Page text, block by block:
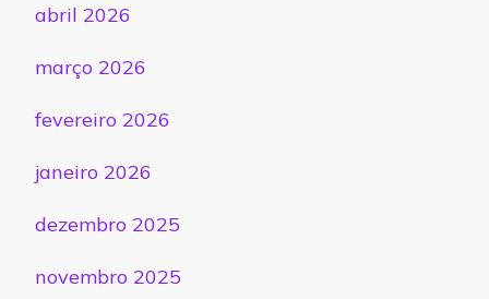
abril 2026
março 2026
fevereiro 2026
janeiro 2026
dezembro 2025
novembro 2025